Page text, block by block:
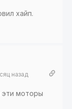
хайп.
назад
эти моторы